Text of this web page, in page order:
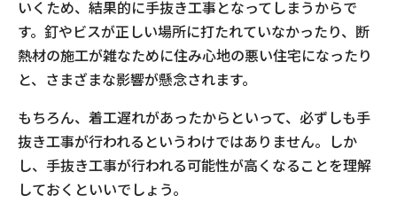
いくため、結果的に手抜き工事となってしまうからで
す。釘やビスが正しい場所に打たれていなかったり、断
熱材の施工が雑なために住み心地の悪い住宅になったり
と、さまざまな影響が懸念されます。
もちろん、着工遅れがあったからといって、必ずしも手
抜き工事が行われるというわけではありません。しか
し、手抜き工事が行われる可能性が高くなることを理解
しておくといいでしょう。